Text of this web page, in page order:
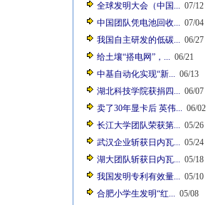
全球发明大会（中国... 07/12
中国团队凭电池回收... 07/04
我国自主研发的低碳... 06/27
给土壤“搭电网”，... 06/21
中基自动化实现“新... 06/13
湖北科技学院获捐四... 06/07
卖了30年显卡后 英伟... 06/02
长江大学团队荣获第... 05/26
武汉企业斩获日内瓦... 05/24
湖大团队斩获日内瓦... 05/18
我国发明专利有效量... 05/10
合肥小学生发明“红... 05/08